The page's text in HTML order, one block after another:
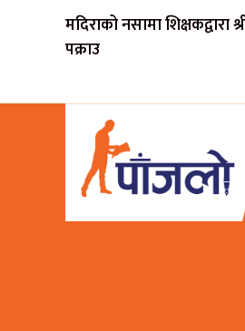
मदिराको नसामा शिक्षकद्वारा
पक्राउ